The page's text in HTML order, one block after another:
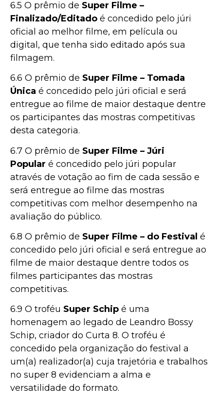
6.5 O prêmio de Super Filme –
Finalizado/Editado é concedido pelo júri
oficial ao melhor filme, em película ou
digital, que tenha sido editado após sua
filmagem.
6.6 O prêmio de Super Filme – Tomada
Única é concedido pelo júri oficial e será
entregue ao filme de maior destaque dentre
os participantes das mostras competitivas
desta categoria.
6.7 O prêmio de Super Filme – Júri
Popular é concedido pelo júri popular
através de votação ao fim de cada sessão e
será entregue ao filme das mostras
competitivas com melhor desempenho na
avaliação do público.
6.8 O prêmio de Super Filme – do Festival é
concedido pelo júri oficial e será entregue ao
filme de maior destaque dentre todos os
filmes participantes das mostras
competitivas.
6.9 O troféu Super Schip é uma
homenagem ao legado de Leandro Bossy
Schip, criador do Curta 8. O troféu é
concedido pela organização do festival a
um(a) realizador(a) cuja trajetória e trabalhos
no super 8 evidenciam a alma e
versatilidade do formato.